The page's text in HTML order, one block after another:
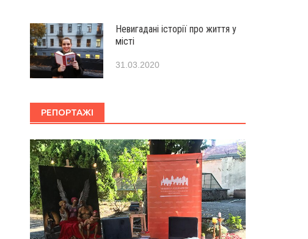
Невигадані історії про життя у
місті
31.03.2020
РЕПОРТАЖІ